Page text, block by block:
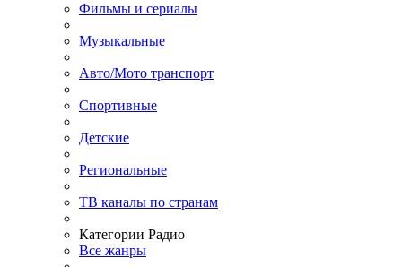
Фильмы и сериалы
Музыкальные
Авто/Мото транспорт
Спортивные
Детские
Региональные
ТВ каналы по странам
Категории Радио
Все жанры